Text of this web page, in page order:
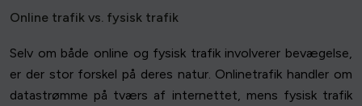
Online trafik vs. fysisk trafik
Selv om både online og fysisk trafik involverer bevægelse,
er der stor forskel på deres natur. Onlinetrafik handler om
datastrømme på tværs af internettet, mens fysisk trafik